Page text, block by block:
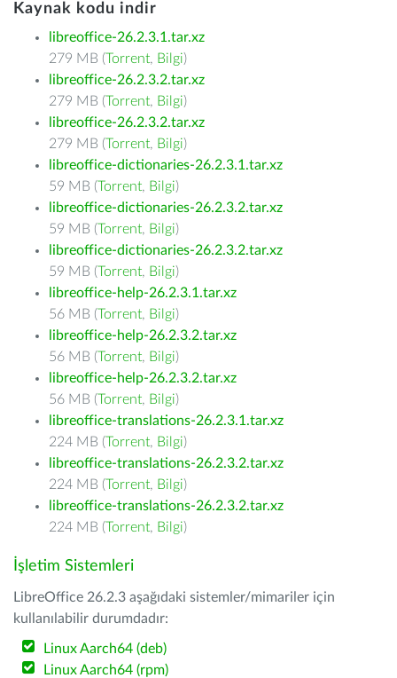
Kaynak kodu indir
libreoffice-26.2.3.1.tar.xz
279 MB (Torrent, Bilgi)
libreoffice-26.2.3.2.tar.xz
279 MB (Torrent, Bilgi)
libreoffice-26.2.3.2.tar.xz
279 MB (Torrent, Bilgi)
libreoffice-dictionaries-26.2.3.1.tar.xz
59 MB (Torrent, Bilgi)
libreoffice-dictionaries-26.2.3.2.tar.xz
59 MB (Torrent, Bilgi)
libreoffice-dictionaries-26.2.3.2.tar.xz
59 MB (Torrent, Bilgi)
libreoffice-help-26.2.3.1.tar.xz
56 MB (Torrent, Bilgi)
libreoffice-help-26.2.3.2.tar.xz
56 MB (Torrent, Bilgi)
libreoffice-help-26.2.3.2.tar.xz
56 MB (Torrent, Bilgi)
libreoffice-translations-26.2.3.1.tar.xz
224 MB (Torrent, Bilgi)
libreoffice-translations-26.2.3.2.tar.xz
224 MB (Torrent, Bilgi)
libreoffice-translations-26.2.3.2.tar.xz
224 MB (Torrent, Bilgi)
İşletim Sistemleri
LibreOffice 26.2.3 aşağıdaki sistemler/mimariler için
kullanılabilir durumdadır:
Linux Aarch64 (deb)
Linux Aarch64 (rpm)